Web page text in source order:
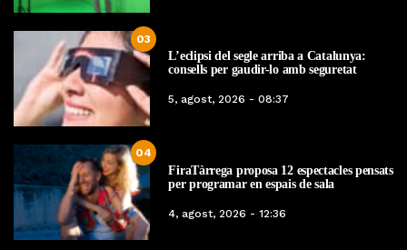
03
L’eclipsi del segle arriba a Catalunya:
consells per gaudir-lo amb seguretat
5, agost, 2026 - 08:37
04
FiraTàrrega proposa 12 espectacles pensats
per programar en espais de sala
4, agost, 2026 - 12:36